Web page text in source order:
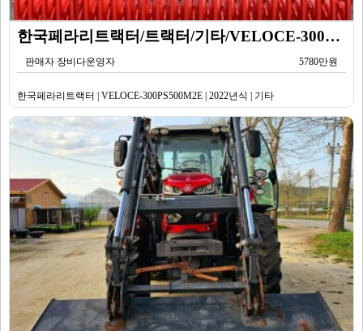
한국페라리트랙터/트랙터/기타/VELOCE-300PS500M2E/2022년식
판매자 장비다운영자 5780만원
한국페라리트랙터 | VELOCE-300PS500M2E | 2022년식 | 기타